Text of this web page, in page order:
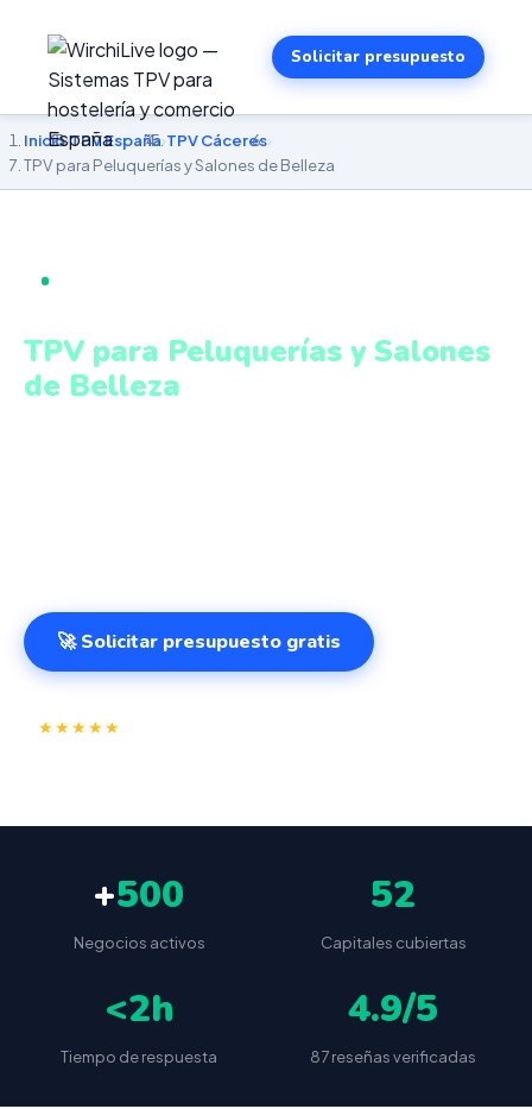
Solicitar presupuesto
Inicio›TPV España›TPV Cáceres›
TPV para Peluquerías y Salones de Belleza
TPV para Peluquerías y Salones
de Belleza
🚀 Solicitar presupuesto gratis
★★★★★
+500
Negocios activos
52
Capitales cubiertas
<2h
Tiempo de respuesta
4.9/5
87 reseñas verificadas